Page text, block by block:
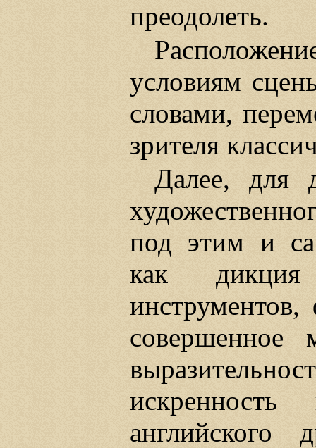
преодолеть.
условиям
словами,
зрителя
Далее, для
под этим и
как дикция
совершенное
английского